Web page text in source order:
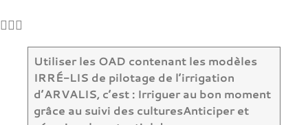

Utiliser les OAD contenant les modèles
IRRÉ-LIS de pilotage de l’irrigation
d’ARVALIS, c’est : Irriguer au bon moment
grâce au suivi des culturesAnticiper et